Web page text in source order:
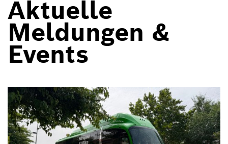
Aktuelle
Meldungen &
Events